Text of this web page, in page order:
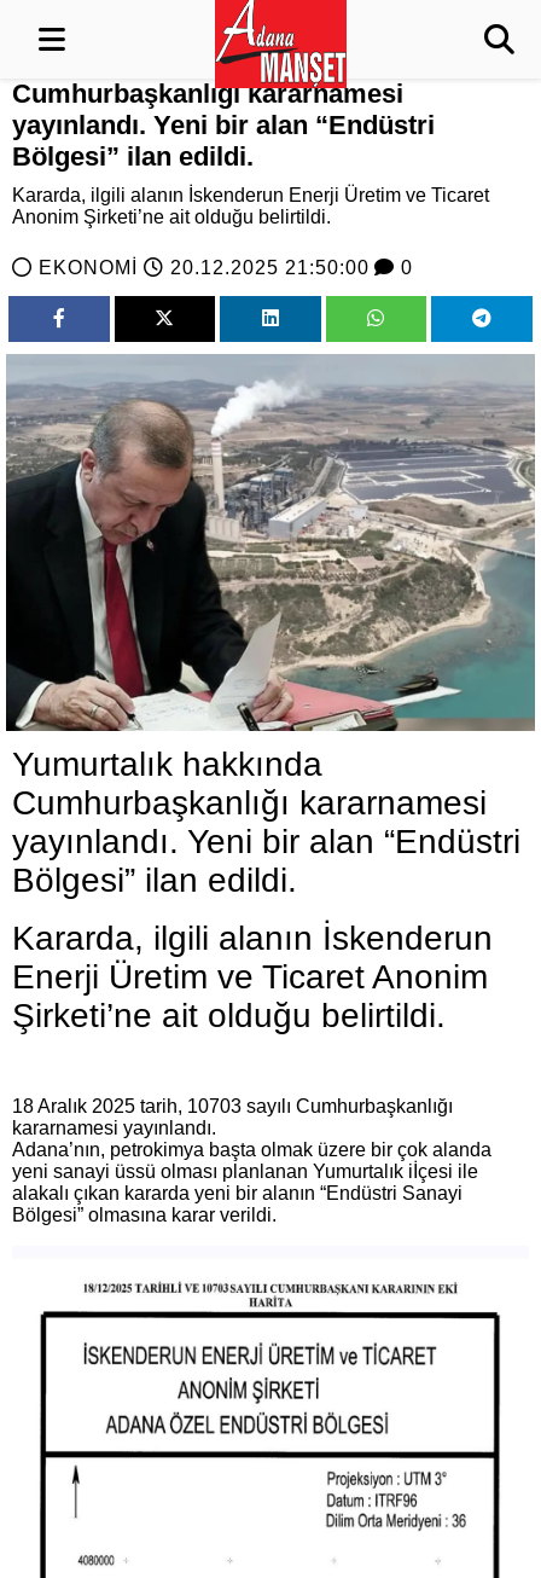
Cumhurbaşkanlığı kararnamesi
yayınlandı. Yeni bir alan “Endüstri
Bölgesi” ilan edildi.
Kararda, ilgili alanın İskenderun Enerji Üretim ve Ticaret
Anonim Şirketi’ne ait olduğu belirtildi.
EKONOMİ 20.12.2025 21:50:00 0
Yumurtalık hakkında
Cumhurbaşkanlığı kararnamesi
yayınlandı. Yeni bir alan “Endüstri
Bölgesi” ilan edildi.
Kararda, ilgili alanın İskenderun
Enerji Üretim ve Ticaret Anonim
Şirketi’ne ait olduğu belirtildi.
18 Aralık 2025 tarih, 10703 sayılı Cumhurbaşkanlığı
kararnamesi yayınlandı.
Adana’nın, petrokimya başta olmak üzere bir çok alanda
yeni sanayi üssü olması planlanan Yumurtalık iİçesi ile
alakalı çıkan kararda yeni bir alanın “Endüstri Sanayi
Bölgesi” olmasına karar verildi.